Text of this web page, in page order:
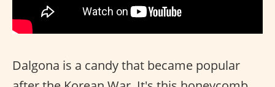
Dalgona is a candy that became popular